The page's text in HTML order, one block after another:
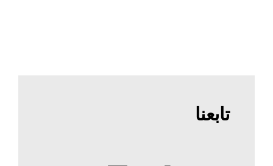
تابعنا